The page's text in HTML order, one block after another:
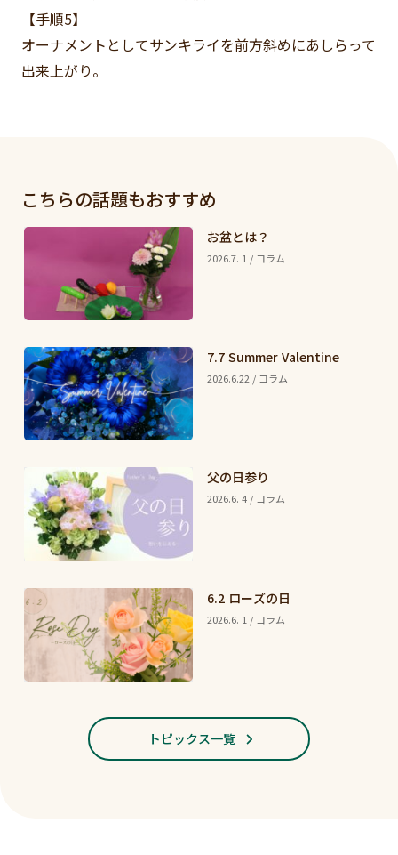
【手順5】
オーナメントとしてサンキライを前方斜めにあしらって
出来上がり。
こちらの話題もおすすめ
お盆とは？
2026.7. 1 / コラム
7.7 Summer Valentine
2026.6.22 / コラム
父の日参り
2026.6. 4 / コラム
6.2 ローズの日
2026.6. 1 / コラム
トピックス一覧